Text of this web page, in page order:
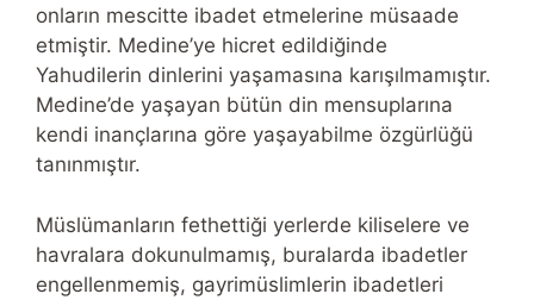
onların mescitte ibadet etmelerine müsaade
etmiştir. Medine’ye hicret edildiğinde
Yahudilerin dinlerini yaşamasına karışılmamıştır.
Medine’de yaşayan bütün din mensuplarına
kendi inançlarına göre yaşayabilme özgürlüğü
tanınmıştır.
Müslümanların fethettiği yerlerde kiliselere ve
havralara dokunulmamış, buralarda ibadetler
engellenmemiş, gayrimüslimlerin ibadetleri